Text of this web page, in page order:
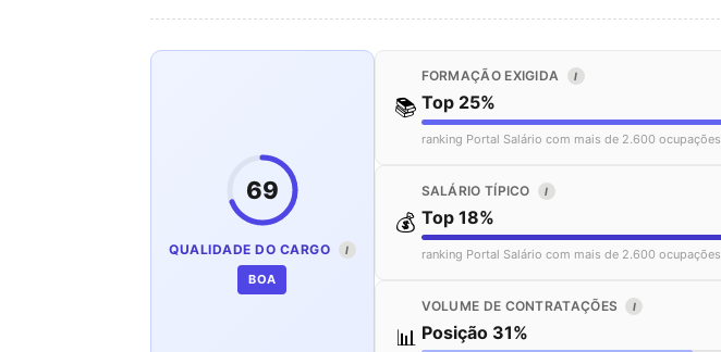
69
QUALIDADE DO CARGO I
BOA
📚
FORMAÇÃO EXIGIDA I
Top 25%
ranking Portal Salário com mais de 2.600 ocupações
💰
SALÁRIO TÍPICO I
Top 18%
ranking Portal Salário com mais de 2.600 ocupações
📊
VOLUME DE CONTRATAÇÕES I
Posição 31%